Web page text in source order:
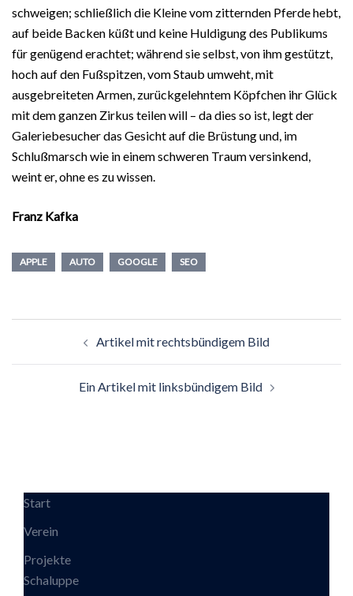
schweigen; schließlich die Kleine vom zitternden Pferde hebt,
auf beide Backen küßt und keine Huldigung des Publikums
für genügend erachtet; während sie selbst, von ihm gestützt,
hoch auf den Fußspitzen, vom Staub umweht, mit
ausgebreiteten Armen, zurückgelehntem Köpfchen ihr Glück
mit dem ganzen Zirkus teilen will – da dies so ist, legt der
Galeriebesucher das Gesicht auf die Brüstung und, im
Schlußmarsch wie in einem schweren Traum versinkend,
weint er, ohne es zu wissen.
Franz Kafka
APPLE AUTO GOOGLE SEO
NavigationArtikel mit rechtsbündigem Bild
Ein Artikel mit linksbündigem Bild
Start
Verein
Projekte
Schaluppe